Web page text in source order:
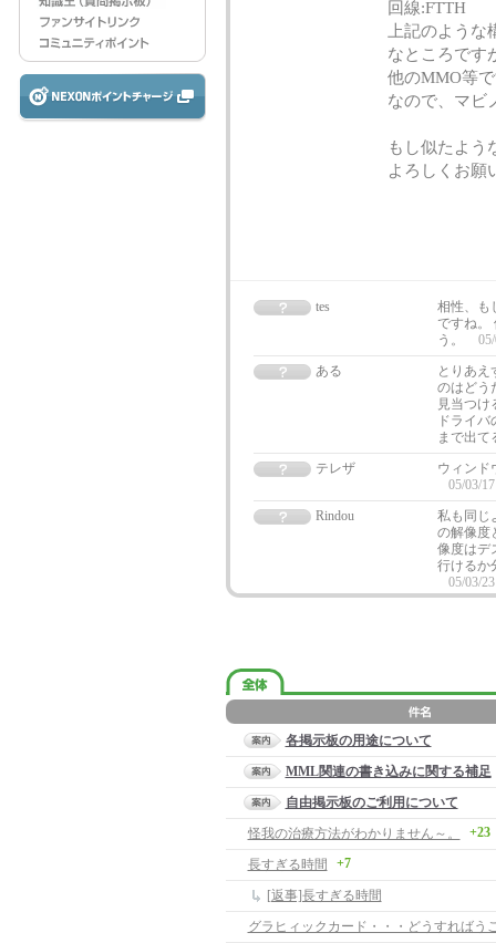
回線:FTTH
上記のよう
なところです
他のMMO等
なので、マビ
もし似たよう
よろしくお願
tes
相性、も
ですね。
う。
ある
とりあえ
のはどう
見当つけ
ドライ
まで出て
テレザ
ウィンド
05/03/
Rindou
私も同じ
の解像度
像度はデ
行けるか
05/03/
各掲示板の用途について
MML関連の書き込みに関する補足
自由掲示板のご利用について
怪我の治療方法がわかりません～。
+23
長すぎる時間 +7
[返事]長すぎる時間